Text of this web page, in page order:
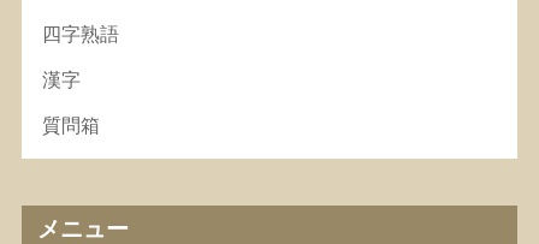
四字熟語
漢字
質問箱
メニュー